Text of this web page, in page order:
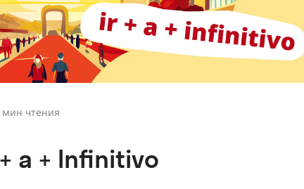
мин чтения
a + Infinitivo